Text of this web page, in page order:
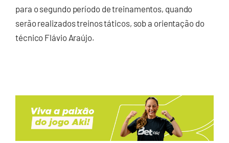
para o segundo período de treinamentos, quando
serão realizados treinos táticos, sob a orientação do
técnico Flávio Araújo.